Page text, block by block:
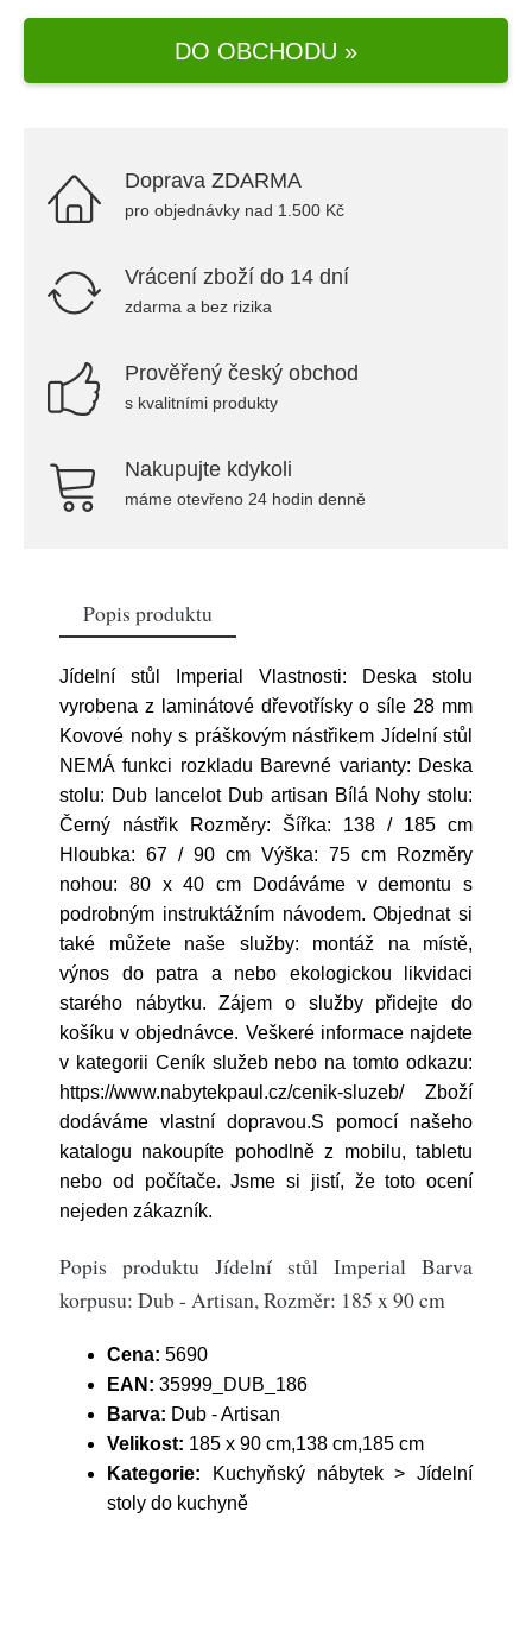
DO OBCHODU »
Doprava ZDARMA
pro objednávky nad 1.500 Kč
Vrácení zboží do 14 dní
zdarma a bez rizika
Prověřený český obchod
s kvalitními produkty
Nakupujte kdykoli
máme otevřeno 24 hodin denně
Popis produktu
Jídelní stůl Imperial Vlastnosti: Deska stolu
vyrobena z laminátové dřevotřísky o síle 28 mm
Kovové nohy s práškovým nástřikem Jídelní stůl
NEMÁ funkci rozkladu Barevné varianty: Deska
stolu: Dub lancelot Dub artisan Bílá Nohy stolu:
Černý nástřik Rozměry: Šířka: 138 / 185 cm
Hloubka: 67 / 90 cm Výška: 75 cm Rozměry
nohou: 80 x 40 cm Dodáváme v demontu s
podrobným instruktážním návodem. Objednat si
také můžete naše služby: montáž na místě,
výnos do patra a nebo ekologickou likvidaci
starého nábytku. Zájem o služby přidejte do
košíku v objednávce. Veškeré informace najdete
v kategorii Ceník služeb nebo na tomto odkazu:
https://www.nabytekpaul.cz/cenik-sluzeb/ Zboží
dodáváme vlastní dopravou.S pomocí našeho
katalogu nakoupíte pohodlně z mobilu, tabletu
nebo od počítače. Jsme si jistí, že toto ocení
nejeden zákazník.
Popis produktu Jídelní stůl Imperial Barva
korpusu: Dub - Artisan, Rozměr: 185 x 90 cm
Cena: 5690
EAN: 35999_DUB_186
Barva: Dub - Artisan
Velikost: 185 x 90 cm,138 cm,185 cm
Kategorie: Kuchyňský nábytek > Jídelní
stoly do kuchyně